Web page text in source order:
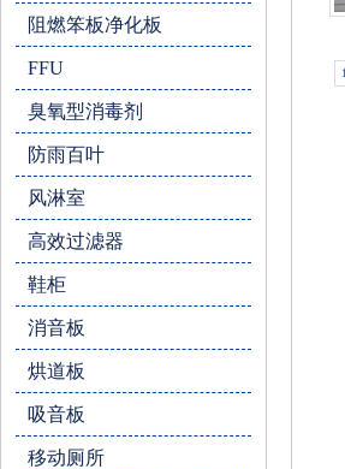
阻燃笨板净化板
FFU
臭氧型消毒剂
防雨百叶
风淋室
高效过滤器
鞋柜
消音板
烘道板
吸音板
移动厕所